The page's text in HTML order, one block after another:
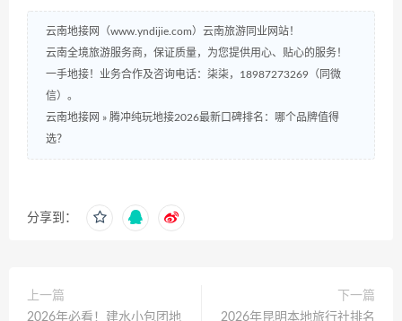
云南地接网（www.yndijie.com）云南旅游同业网站！
云南全境旅游服务商，保证质量，为您提供用心、贴心的服务！
一手地接！业务合作及咨询电话：柒柒，18987273269（同微
信）。
云南地接网 » 腾冲纯玩地接2026最新口碑排名：哪个品牌值得
选？
分享到：
上一篇
2026年必看！建水小包团地
下一篇
2026年昆明本地旅行社排名